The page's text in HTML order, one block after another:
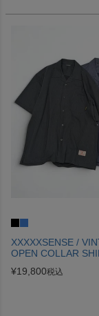
XXXXXSENSE /
OPEN COLLAR
¥19,800税込